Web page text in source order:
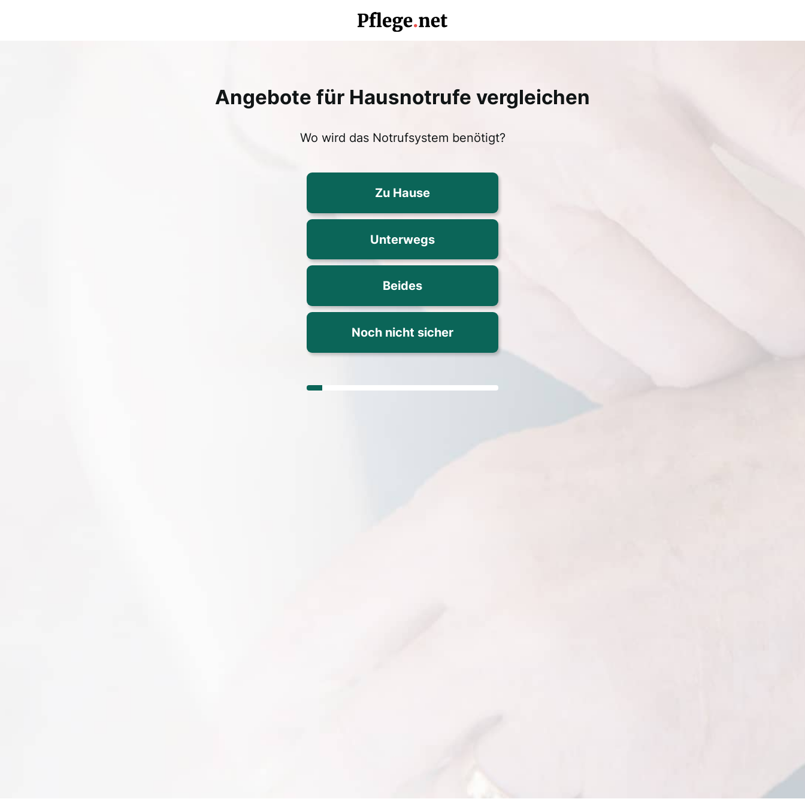
Angebote für Hausnotrufe vergleichen
Wo wird das Notrufsystem benötigt?
Zu Hause
Unterwegs
Beides
Noch nicht sicher